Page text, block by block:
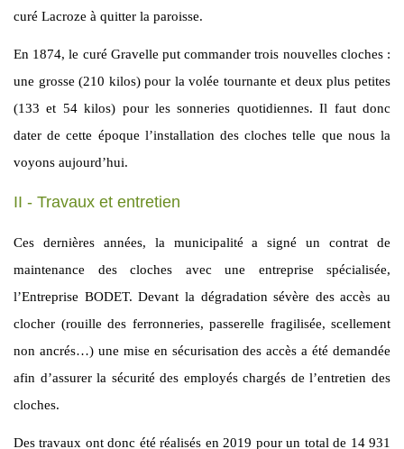
curé Lacroze à quitter la paroisse.
En 1874, le curé Gravelle put commander trois nouvelles cloches :
une grosse (210 kilos) pour la volée tournante et deux plus petites
(133 et 54 kilos) pour les sonneries quotidiennes. Il faut donc
dater de cette époque l’installation des cloches telle que nous la
voyons aujourd’hui.
II - Travaux et entretien
Ces dernières années, la municipalité a signé un contrat de
maintenance des cloches avec une entreprise spécialisée,
l’Entreprise BODET. Devant la dégradation sévère des accès au
clocher (rouille des ferronneries, passerelle fragilisée, scellement
non ancrés…) une mise en sécurisation des accès a été demandée
afin d’assurer la sécurité des employés chargés de l’entretien des
cloches.
Des travaux ont donc été réalisés en 2019 pour un total de 14 931